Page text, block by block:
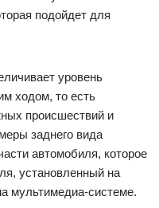
подойдет для
уровень
ходом, то есть
происшествий и
заднего вида
автомобиля, которое
установленный на
мультимедиа-системе.